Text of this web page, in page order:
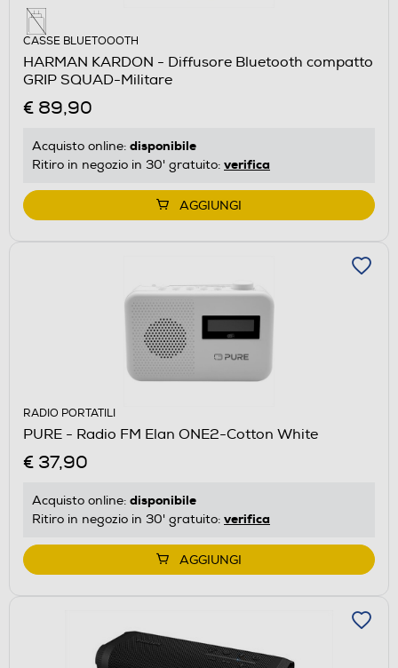
CASSE BLUETOOOTH
HARMAN KARDON - Diffusore Bluetooth compatto
GRIP SQUAD-Militare
€ 89,90
Acquisto online: disponibile
Ritiro in negozio in 30' gratuito: verifica
AGGIUNGI
RADIO PORTATILI
PURE - Radio FM Elan ONE2-Cotton White
€ 37,90
Acquisto online: disponibile
Ritiro in negozio in 30' gratuito: verifica
AGGIUNGI